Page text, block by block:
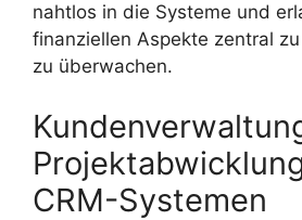
nahtlos in die Systeme und
finanziellen Aspekte zentral
zu überwachen.
CRM-Systemen